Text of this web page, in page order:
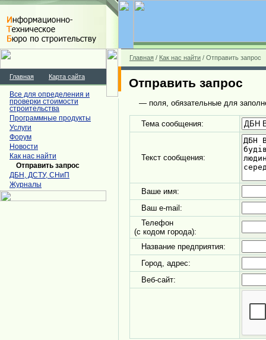
Главная Карта сайта
Все для определения и
проверки стоимости
строительства
Программные продукты
Услуги
Форум
Новости
Как нас найти
Отправить запрос
ДБН, ДСТУ, СНиП
Журналы
Главная / Как нас найти / Отправить запрос
Отправить запрос
— поля, обязательные для
Тема сообщения:
Текст сообщения:
Ваше имя:
Ваш e-mail:
Телефон
(с кодом города):
Название предприятия:
Город, адрес:
Веб-сайт: